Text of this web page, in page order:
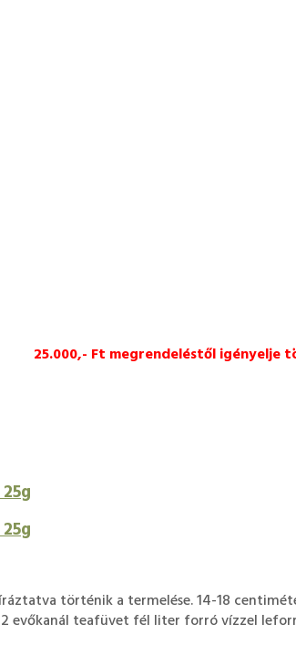
25.000,- Ft megrendeléstől igényelje
történik a termelése. 14-18
2 evőkanál teafüvet fél liter forró vízzel